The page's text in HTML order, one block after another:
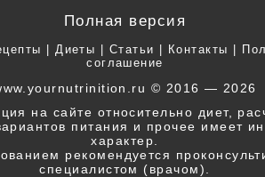
Полная версия
| Диеты | Статьи | Контакты |
соглашение
© 2016 — 2026
на сайте относительно диет,
питания и прочее имеет
характер.
рекомендуется
специалистом (врачом).